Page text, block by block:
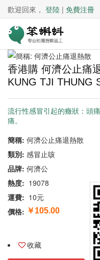
歡迎回來， 登陸 | 免費注冊
香港購 何濟公止痛
KUNG TJI THUNG
流行性感冒引起的癥狀：頭
痛。
簡稱: 何濟公止痛退熱散
類別: 感冒止咳
品牌: 何濟公
熱度: 19078
運費: 10元
價格: ￥105.00
收藏